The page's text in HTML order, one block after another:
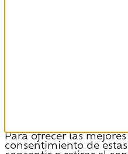
Para ofrecer las
consentimiento de